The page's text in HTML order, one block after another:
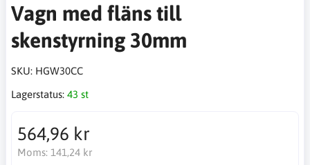
Vagn med fläns till
skenstyrning 30mm
SKU: HGW30CC
Lagerstatus: 43 st
564,96 kr
Moms: 141,24 kr